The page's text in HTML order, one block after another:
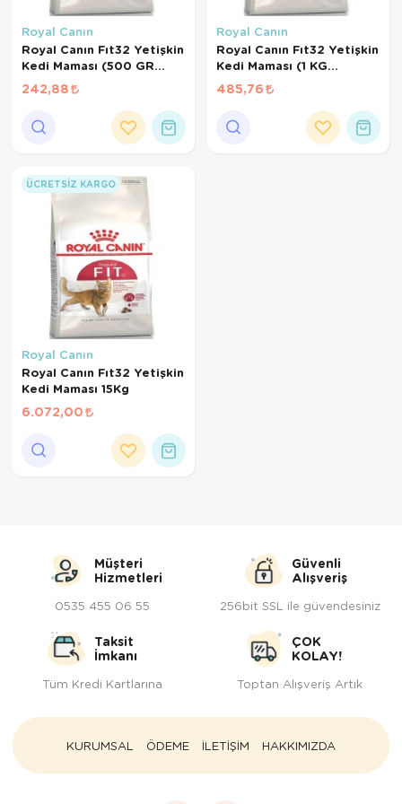
Royal Canın
Royal Canın Fıt32 Yetişkin
Kedi Maması (500 GR
BÖLÜNMÜŞ)
242,88
Royal Canın
Royal Canın Fıt32 Yetişkin
Kedi Maması (1 KG
BÖLÜNMÜŞ)
485,76
ÜCRETSIZ KARGO
Royal Canın
Royal Canın Fıt32 Yetişkin
Kedi Maması 15Kg
6.072,00
Müşteri
Hizmetleri
0535 455 06 55
Güvenli
Alışveriş
256bit SSL ile güvendesiniz
Taksit
İmkanı
Tüm Kredi Kartlarına
ÇOK
KOLAY!
Toptan Alışveriş Artık
KURUMSAL ÖDEME İLETİŞİM HAKKIMIZDA